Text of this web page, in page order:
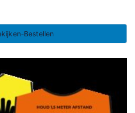
Bestellen